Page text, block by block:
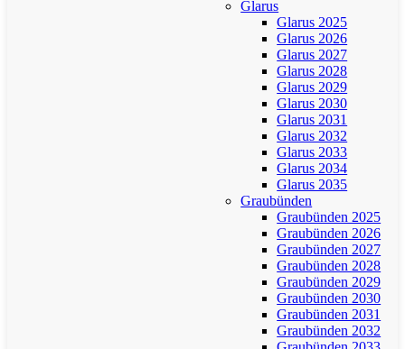
Glarus
Glarus 2025
Glarus 2026
Glarus 2027
Glarus 2028
Glarus 2029
Glarus 2030
Glarus 2031
Glarus 2032
Glarus 2033
Glarus 2034
Glarus 2035
Graubünden
Graubünden 2025
Graubünden 2026
Graubünden 2027
Graubünden 2028
Graubünden 2029
Graubünden 2030
Graubünden 2031
Graubünden 2032